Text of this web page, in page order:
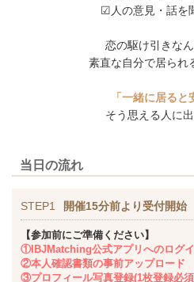
☑人の意見・話を
恋の駆け引きな
素直な自分で居られ
「一緒に居ると
そう思える人に
当日の流れ
STEP1 開催15分前より受付開始
【参加前にご準備ください】
①IBJMatching公式アプリへのログ
②本人確認書類の事前アップロード
③プロフィール写真登録(1枚登録必